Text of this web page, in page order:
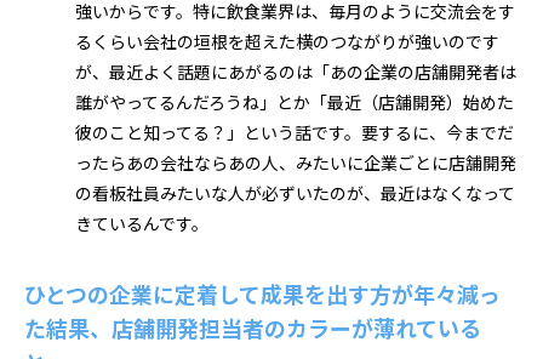
強いからです。特に飲食業界は、毎月のように交流会をす
るくらい会社の垣根を超えた横のつながりが強いのです
が、最近よく話題にあがるのは「あの企業の店舗開発者は
誰がやってるんだろうね」とか「最近（店舗開発）始めた
彼のこと知ってる？」という話です。要するに、今までだ
ったらあの会社ならあの人、みたいに企業ごとに店舗開発
の看板社員みたいな人が必ずいたのが、最近はなくなって
きているんです。
ひとつの企業に定着して成果を出す方が年々減っ
た結果、店舗開発担当者のカラーが薄れている